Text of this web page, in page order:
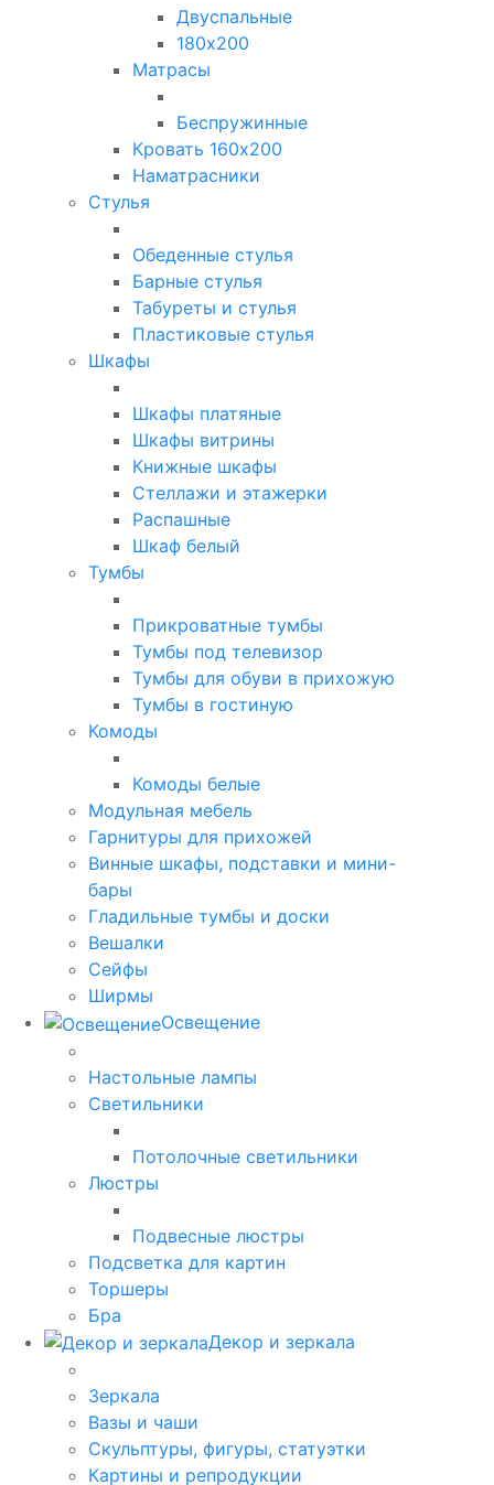
Двуспальные
180х200
Матрасы
Беспружинные
Кровать 160х200
Наматрасники
Стулья
Обеденные стулья
Барные стулья
Табуреты и стулья
Пластиковые стулья
Шкафы
Шкафы платяные
Шкафы витрины
Книжные шкафы
Стеллажи и этажерки
Распашные
Шкаф белый
Тумбы
Прикроватные тумбы
Тумбы под телевизор
Тумбы для обуви в прихожую
Тумбы в гостиную
Комоды
Комоды белые
Модульная мебель
Гарнитуры для прихожей
Винные шкафы, подставки и мини-
бары
Гладильные тумбы и доски
Вешалки
Сейфы
Ширмы
Освещение
Настольные лампы
Светильники
Потолочные светильники
Люстры
Подвесные люстры
Подсветка для картин
Торшеры
Бра
Декор и зеркала
Зеркала
Вазы и чаши
Скульптуры, фигуры, статуэтки
Картины и репродукции